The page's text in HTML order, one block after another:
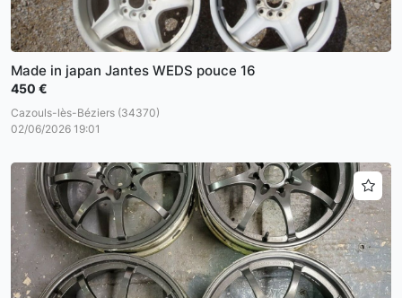
Made in japan Jantes WEDS pouce 16
450 €
Cazouls-lès-Béziers (34370)
02/06/2026 19:01